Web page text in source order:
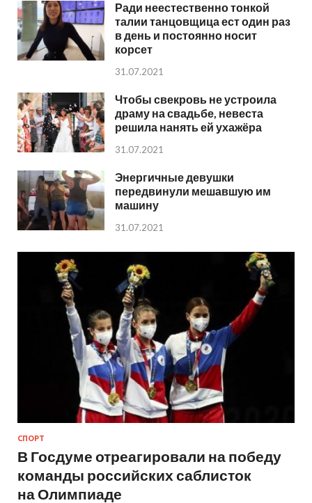
Ради неестественно тонкой
талии танцовщица ест один раз
в день и постоянно носит
корсет
31.07.2021
Чтобы свекровь не устроила
драму на свадьбе, невеста
решила нанять ей ухажёра
31.07.2021
Энергичные девушки
передвинули мешавшую им
машину
31.07.2021
СПОРТ
В Госдуме отреагировали на победу
команды российских саблисток
на Олимпиаде